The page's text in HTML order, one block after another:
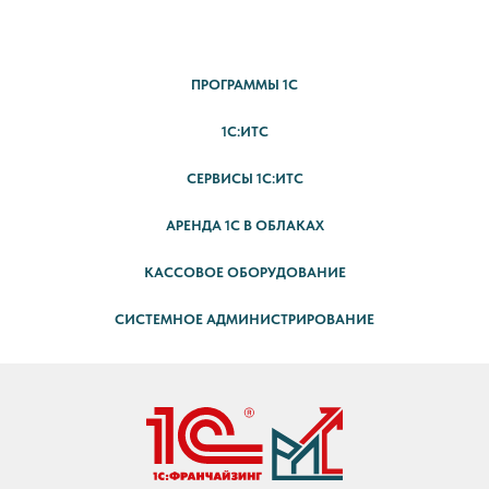
ПРОГРАММЫ 1С
1С:ИТС
СЕРВИСЫ 1С:ИТС
АРЕНДА 1С В ОБЛАКАХ
КАССОВОЕ ОБОРУДОВАНИЕ
СИСТЕМНОЕ АДМИНИСТРИРОВАНИЕ